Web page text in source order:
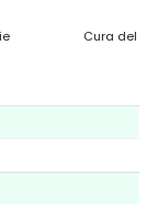
Cura del